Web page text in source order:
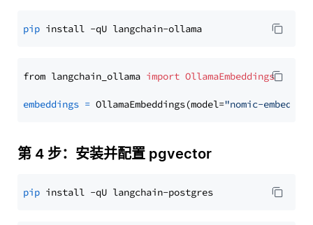
pip
from langchain_ollama import OllamaEmbeddings
embeddings = OllamaEmbeddings(model="nomic-embed-
第 4 步：安装并配置 pgvector
pip